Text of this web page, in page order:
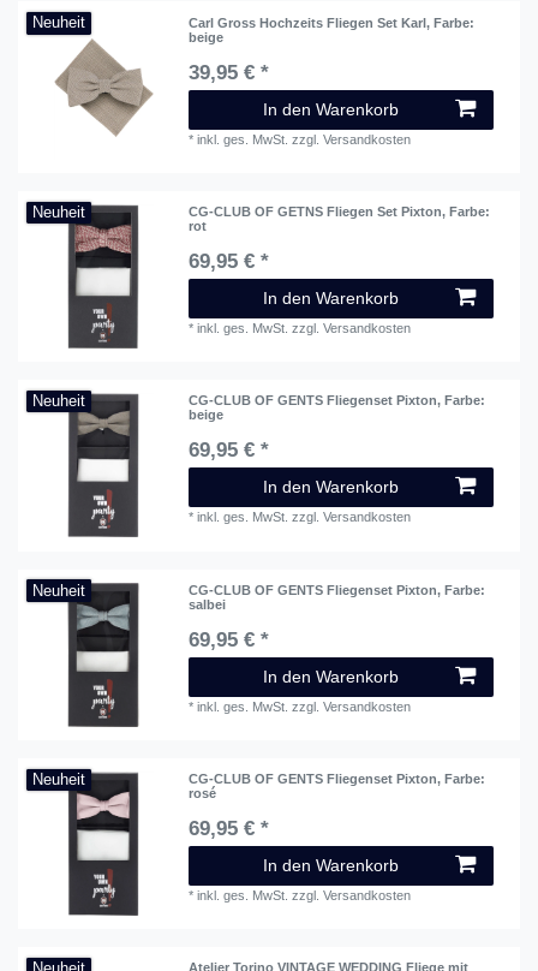
Neuheit Carl Gross Hochzeits Fliegen Set Karl, Farbe:
beige
39,95 € *
In den Warenkorb
*inkl. ges. MwSt. zzgl.Versandkosten
Neuheit CG-CLUB OF GETNS Fliegen Set Pixton, Farbe:
rot
69,95 € *
In den Warenkorb
*inkl. ges. MwSt. zzgl.Versandkosten
Neuheit CG-CLUB OF GENTS Fliegenset Pixton, Farbe:
beige
69,95 € *
In den Warenkorb
*inkl. ges. MwSt. zzgl.Versandkosten
Neuheit CG-CLUB OF GENTS Fliegenset Pixton, Farbe:
salbei
69,95 € *
In den Warenkorb
*inkl. ges. MwSt. zzgl.Versandkosten
Neuheit CG-CLUB OF GENTS Fliegenset Pixton, Farbe:
rosé
69,95 € *
In den Warenkorb
*inkl. ges. MwSt. zzgl.Versandkosten
Atelier Torino VINTAGE WEDDING Fliege mit